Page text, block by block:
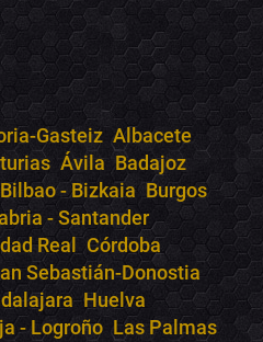
Gasteiz Albacete
Ávila Badajoz
Bilbao - Bizkaia Burgos
- Santander
Real Córdoba
Sebastián-Donostia
Huelva
- Logroño Las Palmas
a encontrar conciertos